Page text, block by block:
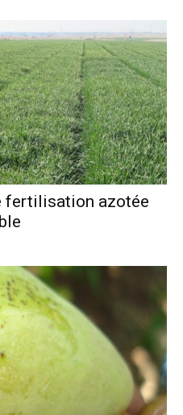
fertilisation azotée